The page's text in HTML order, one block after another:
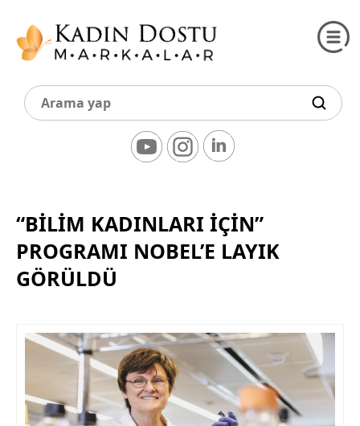
“BİLİM KADINLARI İÇİN”
PROGRAMI NOBEL’E LAYIK
GÖRÜLDÜ